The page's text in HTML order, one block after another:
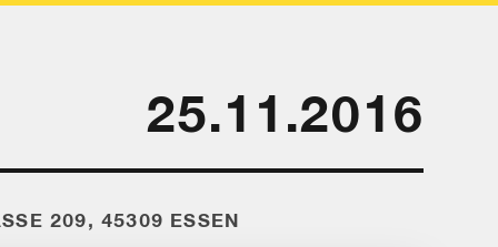
25.11.2016
209, 45309 ESSEN